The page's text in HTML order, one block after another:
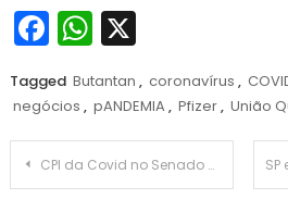
Facebook
WhatsApp
X
Tagged Butantan , coronavírus ,
negócios , pANDEMIA , Pfizer, União
Navegação
CPI da Covid no Senado não pode incluir prefeitos e governadores